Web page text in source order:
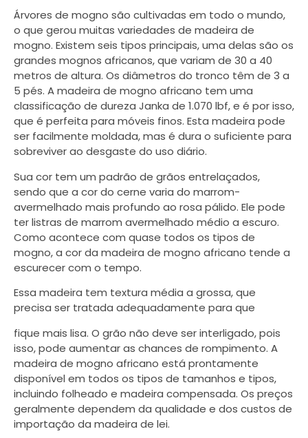
Árvores de mogno são cultivadas em todo o mundo,
o que gerou muitas variedades de madeira de
mogno. Existem seis tipos principais, uma delas são os
grandes mognos africanos, que variam de 30 a 40
metros de altura. Os diâmetros do tronco têm de 3 a
5 pés. A madeira de mogno africano tem uma
classificação de dureza Janka de 1.070 lbf, e é por isso,
que é perfeita para móveis finos. Esta madeira pode
ser facilmente moldada, mas é dura o suficiente para
sobreviver ao desgaste do uso diário.
Sua cor tem um padrão de grãos entrelaçados,
sendo que a cor do cerne varia do marrom-
avermelhado mais profundo ao rosa pálido. Ele pode
ter listras de marrom avermelhado médio a escuro.
Como acontece com quase todos os tipos de
mogno, a cor da madeira de mogno africano tende a
escurecer com o tempo.
Essa madeira tem textura média a grossa, que
precisa ser tratada adequadamente para que
fique mais lisa. O grão não deve ser interligado, pois
isso, pode aumentar as chances de rompimento. A
madeira de mogno africano está prontamente
disponível em todos os tipos de tamanhos e tipos,
incluindo folheado e madeira compensada. Os preços
geralmente dependem da qualidade e dos custos de
importação da madeira de lei.